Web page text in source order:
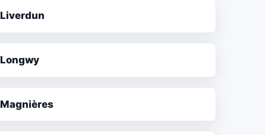
Liverdun
Longwy
Magnières